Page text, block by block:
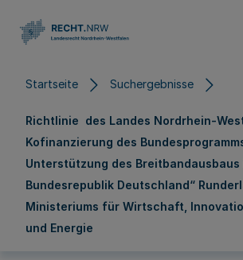
Startseite Suchergebnisse
Richtlinie des Landes Nordrhein-
Kofinanzierung des
Unterstützung des Breitbandausbaus
Bundesrepublik Deutschland“
Ministeriums für Wirtschaft,
und Energie